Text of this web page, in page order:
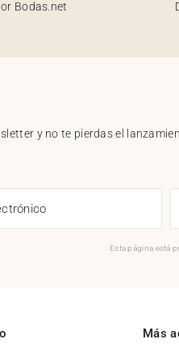
Bodas.net
y no te pierdas el
Esta página está
Más